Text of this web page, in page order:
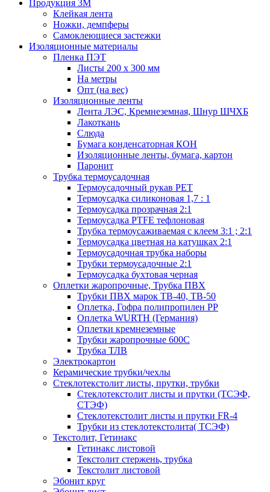
Продукция 3M
Клейкая лента
Ножки, демпферы
Самоклеющиеся застежки
Изоляционные материалы
Пленка ПЭТ
Листы 200 х 300 мм
На метры
Опт (на вес)
Изоляционные ленты
Лента ЛЭС, Кремнеземная, Шнур ШЧХБ
Лакоткань
Слюда
Бумага конденсаторная КОН
Изоляционные ленты, бумага, картон
Паронит
Трубка термоусадочная
Термоусадочный рукав PET
Термоусадка силиконовая 1,7 : 1
Термоусадка прозрачная 2:1
Термоусадка PTFE тефлоновая
Трубка термоусаживаемая с клеем 3:1 ; 2:1
Термоусадка цветная на катушках 2:1
Термоусадочная трубка наборы
Трубки термоусадочные 2:1
Термоусадка бухтовая черная
Оплетки жаропрочные, Трубка ПВХ
Трубки ПВХ марок ТВ-40, ТВ-50
Оплетка, Гофра полипропилен PP
Оплетка WURTH (Германия)
Оплетки кремнеземные
Трубки жаропрочные 600С
Трубка ТЛВ
Электрокартон
Керамические трубки/чехлы
Cтеклотекстолит листы, прутки, трубки
Стеклотекстолит листы и прутки (ТСЭФ,
СТЭФ)
Стеклотекстолит листы и прутки FR-4
Трубки из стеклотекстолита( ТСЭФ)
Текстолит, Гетинакс
Гетинакс листовой
Текстолит стержень, трубка
Текстолит листовой
Эбонит круг